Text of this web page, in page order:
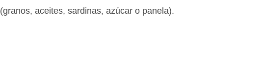
(granos, aceites, sardinas, azúcar o panela).